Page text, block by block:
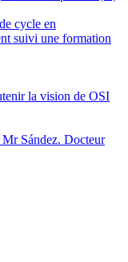
cycle en
suivi une formation
la vision de OSI
Sández. Docteur